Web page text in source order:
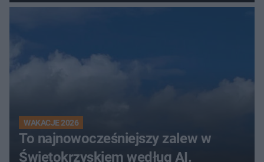
WAKACJE 2026
To najnowocześniejszy zalew w
Świętokrzyskiem według AI.